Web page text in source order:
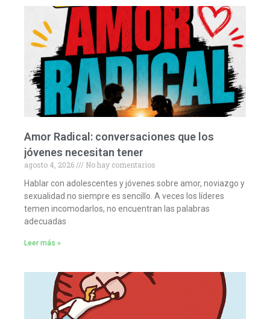
Amor Radical: conversaciones que los
jóvenes necesitan tener
agosto 4, 2026
No hay comentarios
Hablar con adolescentes y jóvenes sobre amor, noviazgo y
sexualidad no siempre es sencillo. A veces los líderes
temen incomodarlos, no encuentran las palabras
adecuadas
Leer más »